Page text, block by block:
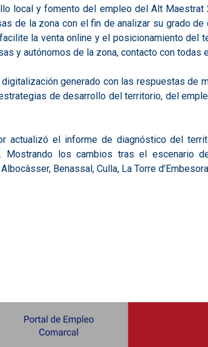
local y fomento del empleo del Alt
de la zona con el fin de analizar su grado
la venta online y el posicionamiento del
y autónomos de la zona, contacto con todas
generado con las respuestas de
de desarrollo del territorio, del
actualizó el informe de diagnóstico del
los cambios tras el escenario
Benassal, Culla, La Torre